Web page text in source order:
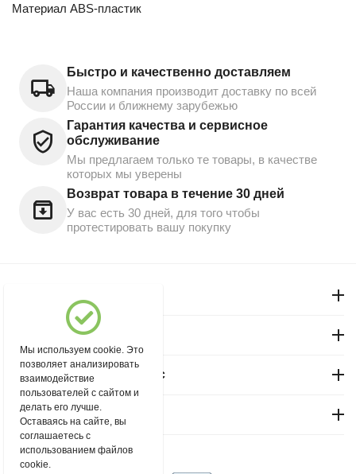
Материал ABS-пластик
Быстро и качественно доставляем
Наша компания производит доставку по всей
России и ближнему зарубежью
Гарантия качества и сервисное
обслуживание
Мы предлагаем только те товары, в качестве
которых мы уверены
Возврат товара в течение 30 дней
У вас есть 30 дней, для того чтобы
протестировать вашу покупку
Магазин "Северный"
Покупательский сервис
Контакты
© 2004 - 2026 msever.ru.
Мы используем cookie. Это
позволяет анализировать
взаимодействие
пользователей с сайтом и
делать его лучше.
Оставаясь на сайте, вы
соглашаетесь с
использованием файлов
cookie.